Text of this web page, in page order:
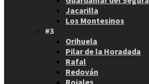
Jacarilla
Los Montesinos
#3
Orihuela
Pilar de la Horadada
Rafal
Redován
Rojales